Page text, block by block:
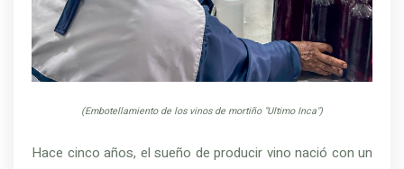
(Embotellamiento de los vinos de mortiño "Ultimo Inca")
Hace cinco años, el sueño de producir vino nació con un